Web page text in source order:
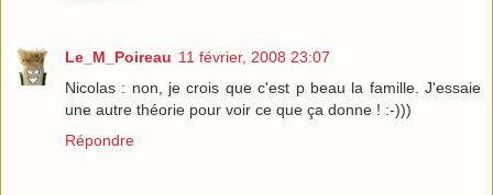
Le_M_Poireau 11 février, 2008 23:07
Nicolas : non, je crois que c'est p beau la famille. J'essaie
une autre théorie pour voir ce que ça donne ! :-)))
Répondre